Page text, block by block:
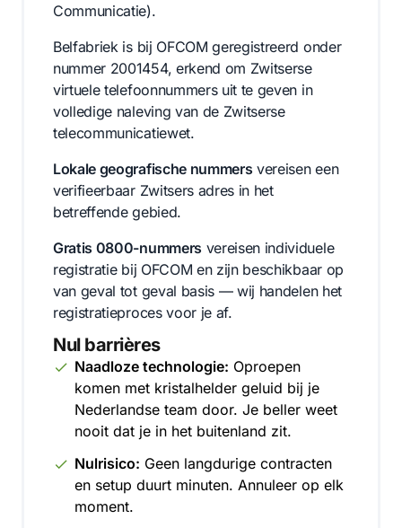
Communicatie).
Belfabriek is bij OFCOM geregistreerd onder
nummer 2001454, erkend om Zwitserse
virtuele telefoonnummers uit te geven in
volledige naleving van de Zwitserse
telecommunicatiewet.
Lokale geografische nummers vereisen een
verifieerbaar Zwitsers adres in het
betreffende gebied.
Gratis 0800-nummers vereisen individuele
registratie bij OFCOM en zijn beschikbaar op
van geval tot geval basis — wij handelen het
registratieproces voor je af.
Nul barrières
Naadloze technologie: Oproepen
komen met kristalhelder geluid bij je
Nederlandse team door. Je beller weet
nooit dat je in het buitenland zit.
Nulrisico: Geen langdurige contracten
en setup duurt minuten. Annuleer op elk
moment.